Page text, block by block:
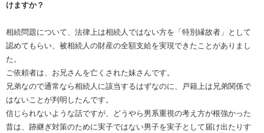
けますか？
相続問題について、法律上は相続人ではない方を「特別縁故者」として
認めてもらい、被相続人の財産の全額支給を実現できたことがありまし
た。
ご依頼者は、お兄さんを亡くされた妹さんです。
兄弟なので通常なら相続人に該当するはずなのに、戸籍上は兄弟関係で
はないことが判明したんです。
信じられないような話ですが、どうやら男系重視の考え方が根強かった
昔は、跡継ぎ対策のために実子ではない男子を実子として届け出たりす